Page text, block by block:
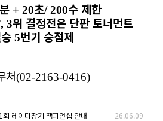
분 + 20초/ 200수 제한
, 3위 결정전은 단판 토너먼트
5번기 승점제
처(02-2163-0416)
레이디장기 챔피언십 안내 26.06.09